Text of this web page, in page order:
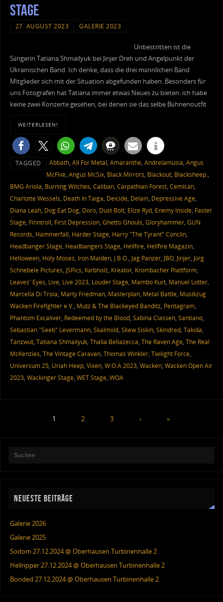
Stage
27. AUGUST 2023 GALERIE 2023
Unbestritten ist die
Sängerin Tatiana Shmailyuk bei Jinjer Dreh und Angelpunkt der
Ukrainischen Band. Ich denke, dass die drei männlichen Band
Mitglieder sich mit der Situation abgefunden haben. Besonders für
uns Fotografen hat Tatiana immer etwas Neues zu bieten. ich habe
keine zwei Konzerte gesehen, bei denen sie das selbe Bühnenoutfit
WEITERLESEN!
TAGGED Abbath, All For Metal, Amaranthe, Andrelamusia, Angus
McFive, Angus McSix, Black Mirrors, Blackout, Blacksheep.,
BMG Ariola, Burning Witches, Caliban, Carpathian Forest, Cemican,
Charlotte Wessels, Death In Taiga, Deicide, Delain, Depressive Age,
Diana Leah, Dog Eat Dog, Doro, Dust Bolt, Elize Ryd, Enemy Inside, Faster
Stage, Finntroll, First Depression, Ghetto Ghouls, Gloryhammer, GUN
Records, Hammerfall, Harder Stage, Harry "The Tyrant" Conclin,
Headbanger Stage, Headbangers Stage, Hellfire, Hellfire Magazin,
Helloween, Holy Moses, Iron Maiden, J.B.O., Jag Panzer, JBO, Jinjer, Jörg
Schnebele Pictures, JSPics, Kärbholz, Kreator, Krombacher Plattform,
Leaves' Eyes, Live, Live 2023, Louder Stage, Mambo Kurt, Manuel Lotter,
Marcella Di Troia, Marty Friedman, Masterplan, Metal Battle, Musikzug
Wacken Firefighter e.V., Mutz & The Blackeyed Banditz, Pentagram,
Phantom Excaliver, Redeemed by the Blood, Sabina Classen, Santiano,
Sebastian "Seeb" Levermann, Skalmöld, Skew Siskin, Skindred, Takida,
Tanzwut, Tatiana Shmailyuk, Thalìa Bellazecca, The Raven Age, The Real
McKenzies, The Vintage Caravan, Thomas Winkler, Twilight Force,
Universum 25, Uriah Heep, Vixen, W:O:A 2023, Wacken, Wacken Open Air
2023, Wackinger Stage, WET Stage, WOA
1 2 3 › »
NEUESTE BEITRÄGE
Galerie 2026
Galerie 2025
Sodom 27.12.2024 @ Oberhausen Turbinenhalle 2
Hellripper 27.12.2024 @ Oberhausen Turbinenhalle 2
Bonded 27.12.2024 @ Oberhausen Turbinenhalle 2